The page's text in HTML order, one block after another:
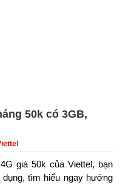
50k có 3GB,
giá 50k của Viettel, bạn
tìm hiểu ngay hướng